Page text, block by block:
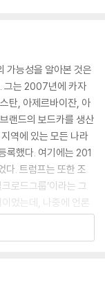
가능성을 알아본 것은
그는 2007년에 카자
탄, 아제르바이잔, 아
랜드의 보드카를 생산
역에 있는 모든 나라
록했다. 여기에는 201
다. 트럼프는 또한 조
로드그룹’이라는 그
었는데, 나중에 언론
GDP가 같은 기준으